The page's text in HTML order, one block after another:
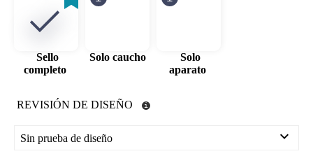
Sello
completo
Solo caucho
Solo
aparato
REVISIÓN DE DISEÑO
Sin prueba de diseño